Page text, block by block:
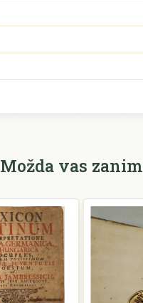
Možda vas